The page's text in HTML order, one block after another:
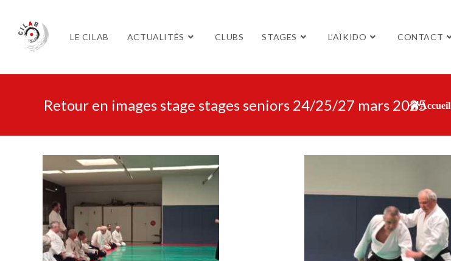
LE CILAB ACTUALITÉS CLUBS STAGES L’AÏKIDO CONTACT
Retour en images stage stages seniors 24/25/27 mars 2025Accueil